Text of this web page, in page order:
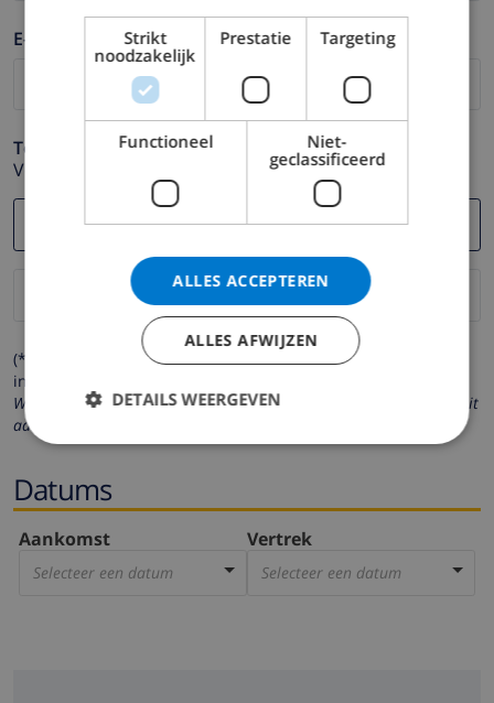
E-mail *
Telefoonnummer *
Voor het geval dat uw e-mail adres niet correct werkt.
(* de velden met een sterretje moeten verplicht worden
ingevuld )
Wij respecteren uw privacy. Uw persoonlijke gegevens worden nooit
aan derden verstrekt.
Datums
Aankomst
Selecteer een datum
Vertrek
Selecteer een datum
ITALIAN
NORWEGIAN
Strikt
noodzakelijk
Prestatie Targeting
Functioneel
Niet-
geclassificeerd
ALLES ACCEPTEREN
ALLES AFWIJZEN
DETAILS WEERGEVEN